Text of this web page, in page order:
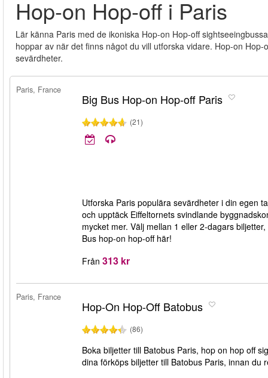
Hop-on Hop-off i Paris
Lär känna Paris med de ikoniska Hop-on Hop-off
hoppar av när det finns något du vill utforska vidare. Hop-on
sevärdheter.
Paris, France
Big Bus Hop-on Hop-off Paris
(21)
Utforska Paris populära sevärdheter i din egen
och upptäck Eiffeltornets svindlande
mycket mer. Välj mellan 1 eller 2-dagars
Bus hop-on hop-off här!
Från 313 kr
Paris, France
Hop-On Hop-Off Batobus
(86)
Boka biljetter till Batobus Paris, hop on hop off
dina förköps biljetter till Batobus Paris, innan du